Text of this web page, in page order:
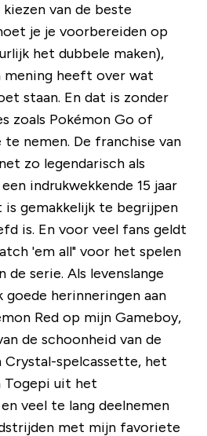
van de beste
je je voorbereiden op
het dubbele maken),
mening heeft over wat
staan. En dat is zonder
zoals Pokémon Go of
te nemen. De franchise van
zo legendarisch als
indrukwekkende 15 jaar
gemakkelijk te begrijpen
is. En voor veel fans geldt
'em all" voor het spelen
serie. Als levenslange
herinneringen aan
Red op mijn Gameboy,
de schoonheid van de
Crystal-spelcassette, het
Togepi uit het
veel te lang deelnemen
met mijn favoriete